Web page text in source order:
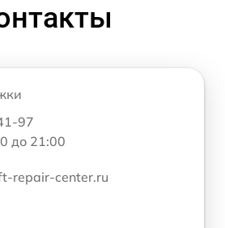
97
до 21:00
repair-center.ru